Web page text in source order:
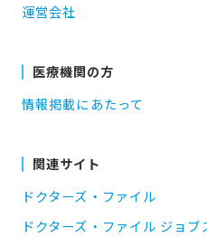
運営会社
医療機関の方
情報掲載にあたって
関連サイト
ドクターズ・ファイル
ドクターズ・ファイル ジョブ